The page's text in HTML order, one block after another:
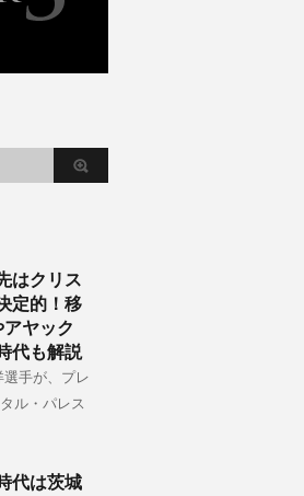
はクリス
定的！移
ヤック
代も解説
選手が、プレ
ル・パレス
代は茨城